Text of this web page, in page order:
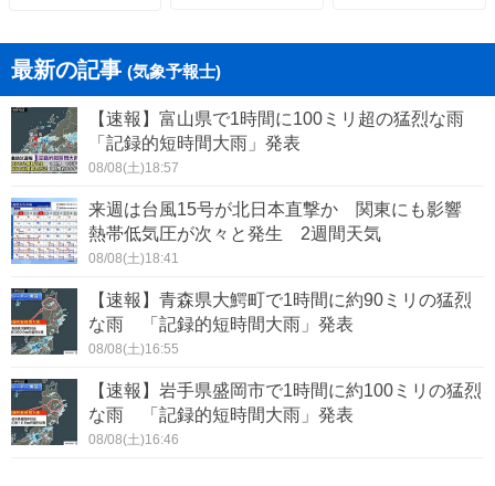
最新の記事 (気象予報士)
【速報】富山県で1時間に100ミリ超の猛烈な雨
「記録的短時間大雨」発表
08/08(土)18:57
来週は台風15号が北日本直撃か 関東にも影響
熱帯低気圧が次々と発生 2週間天気
08/08(土)18:41
【速報】青森県大鰐町で1時間に約90ミリの猛烈
な雨 「記録的短時間大雨」発表
08/08(土)16:55
【速報】岩手県盛岡市で1時間に約100ミリの猛烈
な雨 「記録的短時間大雨」発表
08/08(土)16:46